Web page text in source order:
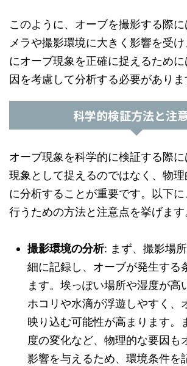
このように、オーブを撮影する際
メラや撮影環境に大きく影響を受
にオーブ現象を正確に捉えるため
因を考慮して分析する必要がありま
科学的検証方法と注
オーブ現象を科学的に検証する際
現象として捉えるのではなく、物
に分析することが重要です。以下
行うための方法と注意点を挙げます
撮影環境の分析: まず、撮影場
細に記録し、オーブが発生する
ます。埃っぽい場所や湿度が高
ホコリや水滴が浮遊しやすく、
映り込む可能性が高まります。
度の変化など、物理的な要因も
影響を与えるため、環境条件を